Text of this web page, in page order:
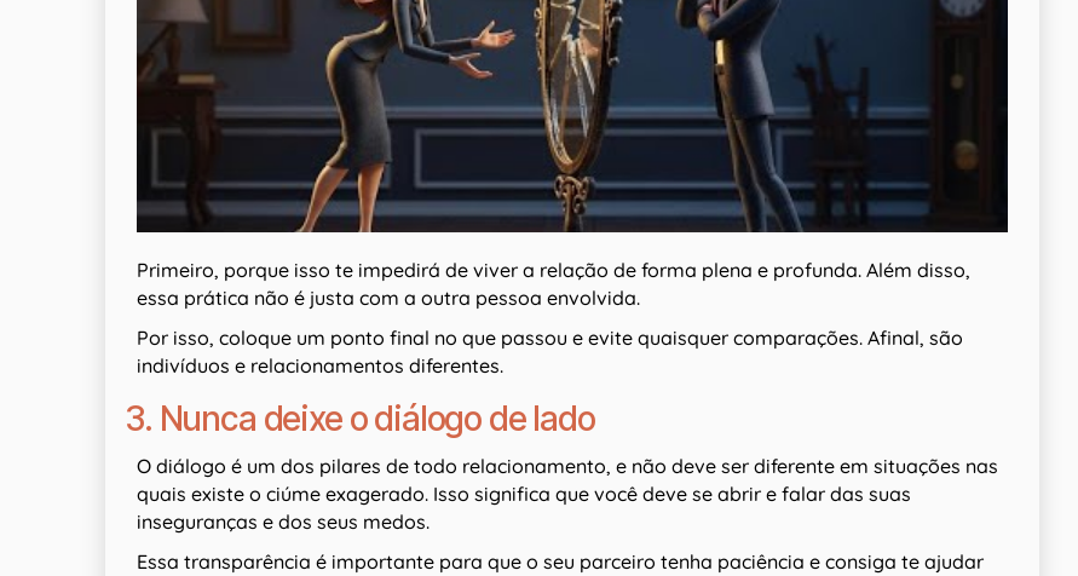
Primeiro, porque isso te impedirá de viver a relação de forma plena e profunda. Além disso,
essa prática não é justa com a outra pessoa envolvida.
Por isso, coloque um ponto final no que passou e evite quaisquer comparações. Afinal, são
indivíduos e relacionamentos diferentes.
3. Nunca deixe o diálogo de lado
O diálogo é um dos pilares de todo relacionamento, e não deve ser diferente em situações nas
quais existe o ciúme exagerado. Isso significa que você deve se abrir e falar das suas
inseguranças e dos seus medos.
Essa transparência é importante para que o seu parceiro tenha paciência e consiga te ajudar